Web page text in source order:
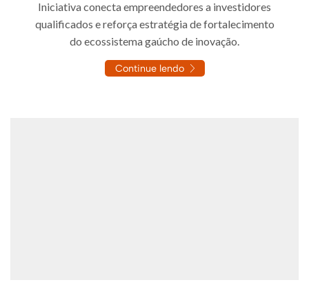
Iniciativa conecta empreendedores a investidores
qualificados e reforça estratégia de fortalecimento
do ecossistema gaúcho de inovação.
Continue lendo